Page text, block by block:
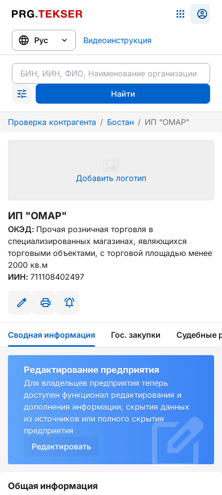
Видеоинструкция
Найти
Проверка контрагента / Бостан / ИП "ОМАР"
Добавить логотип
ИП "ОМАР"
ОКЭД: Прочая розничная торговля в
специализированных магазинах, являющихся
торговыми объектами, с торговой площадью менее
2000 кв.м
ИИН: 711108402497
Сводная информация Гос. закупки Судебные
Редактирование предприятия
Для владельцев предприятия теперь
доступен функционал редактирования и
дополнения информации, скрытия данных
из источников или полного скрытия
предприятия
Редактировать
Общая информация